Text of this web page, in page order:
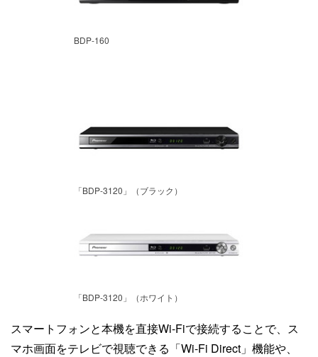
BDP-160
「BDP-3120」（ブラック）
「BDP-3120」（ホワイト）
スマートフォンと本機を直接Wi-Fiで接続することで、ス
マホ画面をテレビで視聴できる「Wi-Fi Direct」機能や、